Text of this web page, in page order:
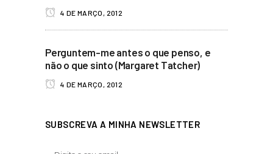
4 DE MARÇO, 2012
Perguntem-me antes o que penso, e
não o que sinto (Margaret Tatcher)
4 DE MARÇO, 2012
SUBSCREVA A MINHA NEWSLETTER